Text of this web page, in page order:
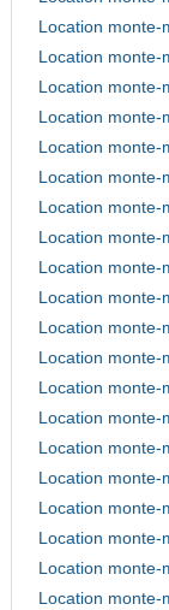
Location monte-
Location monte-
Location monte-
Location monte-
Location monte-
Location monte-
Location monte-
Location monte-
Location monte-
Location monte-
Location monte-
Location monte-
Location monte-
Location monte-
Location monte-
Location monte-
Location monte-
Location monte-
Location monte-
Location monte-